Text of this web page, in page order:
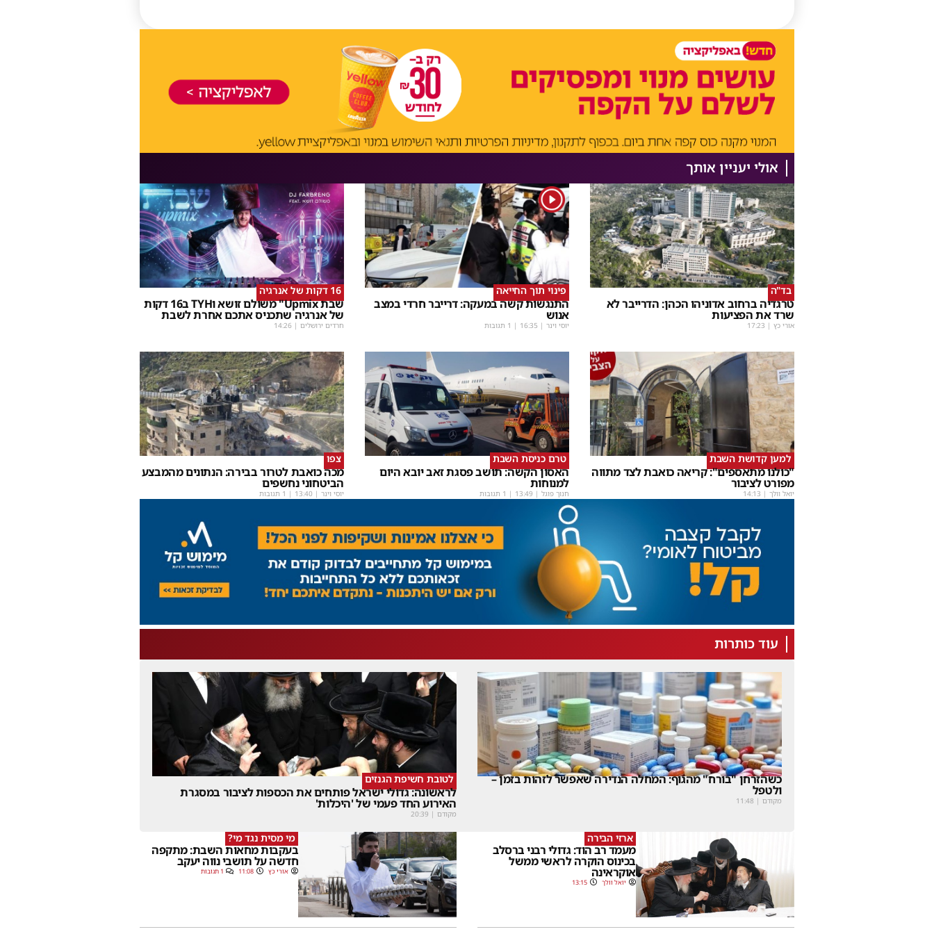
אולי יעניין אותך
בד"ה
טרגדיה ברחוב אדוניהו הכהן: הדרייבר לא
שרד את הפציעות
אורי כץ |
17:23
1
פינוי תוך החייאה
התנגשות קשה במעקה: דרייבר חרדי במצב
אנוש
יוסי וינר |
16:35 | 1 תגובות
16 דקות של אנרגיה
שבת Upmix" משולם זושא וTYH ב16 דקות
של אנרגיה שתכניס אתכם אחרת לשבת
חרדים ירושלים |
14:26
למען קדושת השבת
"כולנו מתאספים": קריאה כואבת לצד מתווה
מפורט לציבור
יואל וולך |
14:13
טרם כניסת השבת
האסון הקשה: תושב פסגת זאב יובא היום
למנוחות
חנוך פוגל |
13:49 | 1 תגובות
צפו
מכה כואבת לטרור בבירה: הנתונים מהמבצע
הביטחוני נחשפים
יוסי וינר |
13:40 | 1 תגובות
עוד כותרות
כשהזרחן "בורח" מהגוף: המחלה הנדירה שאפשר לזהות בזמן –
ולטפל
מקודם |
11:48
לטובת חשיפת הגנזים
לראשונה: גדולי ישראל פותחים את הכספות לציבור במסגרת
האירוע החד פעמי של 'היכלות'
מקודם |
20:39
ארזי הבירה
מעמד רב הוד: גדולי רבני ברסלב
בכינוס הוקרה לראשי ממשל
אוקראינה
יואל וולך 13:15
מי מסית נגד מי?
בעקבות מחאות השבת: מתקפה
חדשה על תושבי נווה יעקב
אורי כץ 11:08 1 תגובות